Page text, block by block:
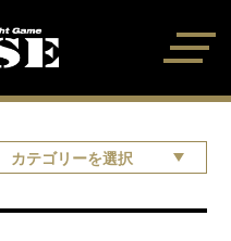
カテゴリーを選択